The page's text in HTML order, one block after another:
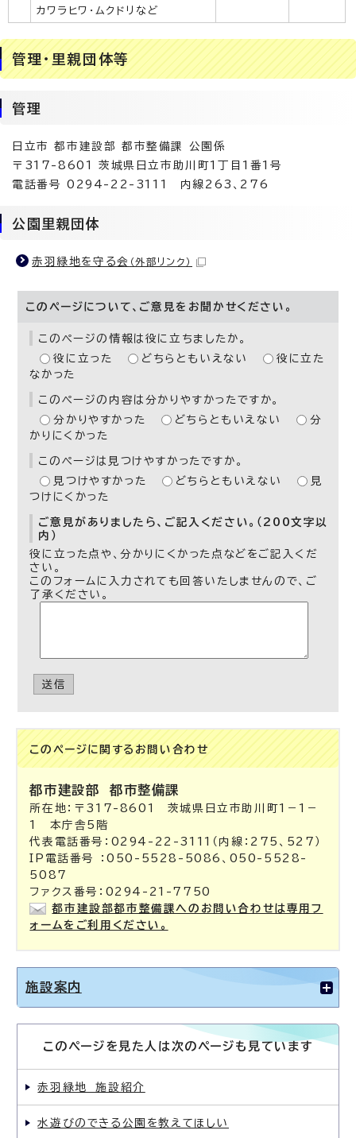
カワラヒワ・ムクドリなど
管理・里親団体等
管理
日立市 都市建設部 都市整備課 公園係
〒317-8601 茨城県日立市助川町1丁目1番1号
電話番号 0294-22-3111 内線263、276
公園里親団体
赤羽緑地を守る会 （外部リンク）
このページについて、ご意見をお聞かせください。
このページの情報は役に立ちましたか。
役に立った
どちらともいえない
役に立た
なかった
このページの内容は分かりやすかったですか。
分かりやすかった
どちらともいえない
分
かりにくかった
このページは見つけやすかったですか。
見つけやすかった
どちらともいえない
見
つけにくかった
ご意見がありましたら、ご記入ください。（200文字以
内）
役に立った点や、分かりにくかった点などをご記入くだ
さい。
このフォームに入力されても回答いたしませんので、ご
了承ください。
送信
このページに関する お問い合わせ
都市建設部都市整備課
所在地：〒317-8601 茨城県日立市助川町1－1－
1 本庁舎5階
代表電話番号：0294-22-3111（内線：275、527）
IP電話番号 ：050-5528-5086、050-5528-
5087
ファクス番号：0294-21-7750
都市建設部都市整備課へのお問い合わせは専用フ
ォームをご利用ください。
施設案内
このページを見た人は次のページも見ています
赤羽緑地 施設紹介
水遊びのできる公園を教えてほしい